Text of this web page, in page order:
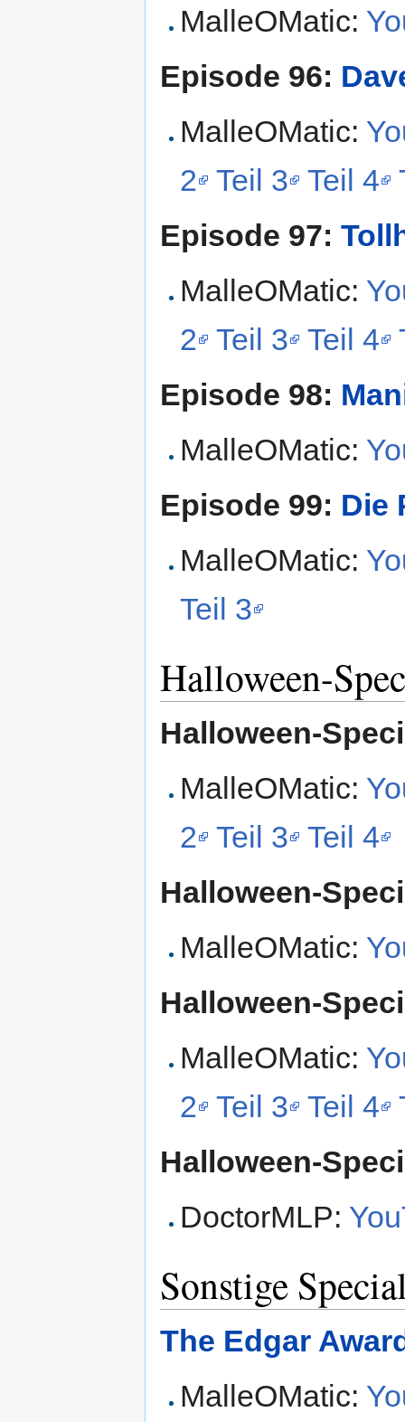
MalleOMatic:
Episode 96:
MalleOMatic:
2 Teil 3 Teil 4
Episode 97:
MalleOMatic:
2 Teil 3 Teil 4
Episode 98:
MalleOMatic:
Episode 99: Die
MalleOMatic:
Teil 3
Halloween-
Halloween-
MalleOMatic:
2 Teil 3 Teil 4
Halloween-
MalleOMatic:
Halloween-
MalleOMatic:
2 Teil 3 Teil 4
Halloween-
DoctorMLP:
Sonstige
The Edgar
MalleOMatic: